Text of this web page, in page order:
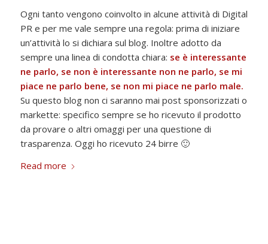
Ogni tanto vengono coinvolto in alcune attività di Digital
PR e per me vale sempre una regola: prima di iniziare
un’attività lo si dichiara sul blog. Inoltre adotto da
sempre una linea di condotta chiara: se è interessante
ne parlo, se non è interessante non ne parlo, se mi
piace ne parlo bene, se non mi piace ne parlo male.
Su questo blog non ci saranno mai post sponsorizzati o
markette: specifico sempre se ho ricevuto il prodotto
da provare o altri omaggi per una questione di
trasparenza. Oggi ho ricevuto 24 birre 🙂
Read more